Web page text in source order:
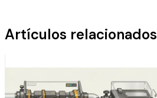
Artículos relacionados